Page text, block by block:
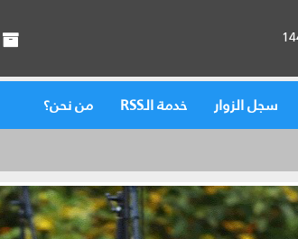
سجل الزوار خدمة الـRSS من نحن؟